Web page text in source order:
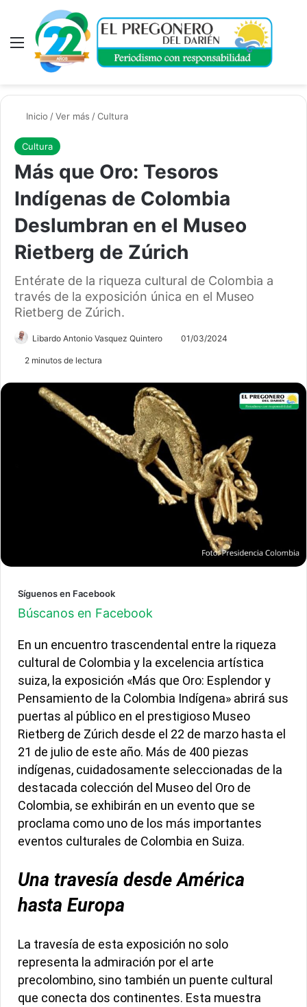
Inicio /Ver más /Cultura
Cultura
Más que Oro: Tesoros
Indígenas de Colombia
Deslumbran en el Museo
Rietberg de Zúrich
Entérate de la riqueza cultural de Colombia a
través de la exposición única en el Museo
Rietberg de Zúrich.
Libardo Antonio Vasquez Quintero 01/03/2024
2 minutos de lectura
Síguenos en Facebook
Búscanos en Facebook
En un encuentro trascendental entre la riqueza
cultural de Colombia y la excelencia artística
suiza, la exposición «Más que Oro: Esplendor y
Pensamiento de la Colombia Indígena» abrirá sus
puertas al público en el prestigioso Museo
Rietberg de Zúrich desde el 22 de marzo hasta el
21 de julio de este año. Más de 400 piezas
indígenas, cuidadosamente seleccionadas de la
destacada colección del Museo del Oro de
Colombia, se exhibirán en un evento que se
proclama como uno de los más importantes
eventos culturales de Colombia en Suiza.
Una travesía desde América
hasta Europa
La travesía de esta exposición no solo
representa la admiración por el arte
precolombino, sino también un puente cultural
que conecta dos continentes. Esta muestra